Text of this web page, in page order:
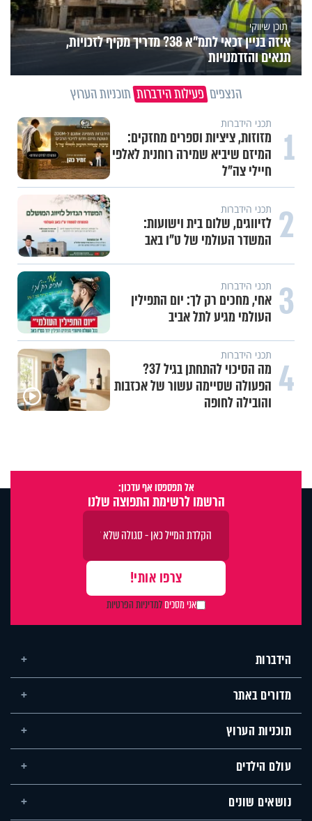
תוכן שיווקי
איזה בניין זכאי לתמ"א 38? מדריך מקיף לזכויות,
תנאים והזדמנויות
הנצפים פעילות הידברות תוכניות הערוץ
1 תכני הידברות
מזוזות, ציציות וספרים מחזקים:
המיזם שיביא שמירה רוחנית לאלפי
חיילי צה"ל
2 תכני הידברות
לזיווגים, שלום בית וישועות:
המשדר העולמי של ט"ו באב
3 תכני הידברות
אחי, מחכים רק לך: יום התפילין
העולמי מגיע לתל אביב
4 תכני הידברות
מה הסיכוי להתחתן בגיל 37?
הפעולה שסיימה עשור של אכזבות
והובילה לחופה
אל תפספסו אף עדכון:
הרשמו לרשימת התפוצה שלנו
אני מסכיםלמדיניות הפרטיות
הידברות
מדורים באתר
תוכניות הערוץ
עולם הילדים
נושאים שונים